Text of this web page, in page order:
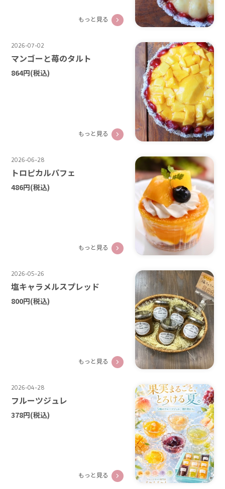
もっと見る
2026-07-02
マンゴーと苺のタルト
864円(税込)
もっと見る
2026-06-28
トロピカルパフェ
486円(税込)
もっと見る
2026-05-26
塩キャラメルスプレッド
800円(税込)
もっと見る
2026-04-28
フルーツジュレ
378円(税込)
もっと見る